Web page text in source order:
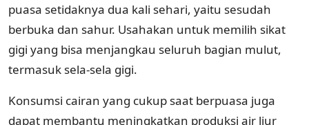
puasa setidaknya dua kali sehari, yaitu sesudah
berbuka dan sahur. Usahakan untuk memilih sikat
gigi yang bisa menjangkau seluruh bagian mulut,
termasuk sela-sela gigi.
Konsumsi cairan yang cukup saat berpuasa juga
dapat membantu meningkatkan produksi air liur